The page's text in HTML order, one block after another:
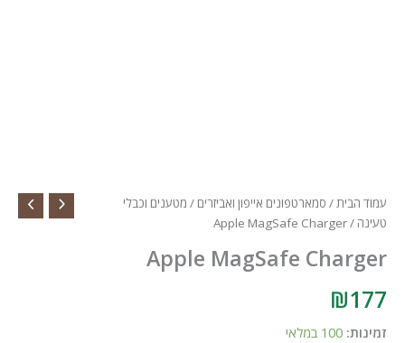
עמוד הבית/ סמארטפונים אייפון ואביזרים / מטענים וכבלי
טעינה / Apple MagSafe Charger
Apple MagSafe Charger
₪177
זמינות: 100 במלאי